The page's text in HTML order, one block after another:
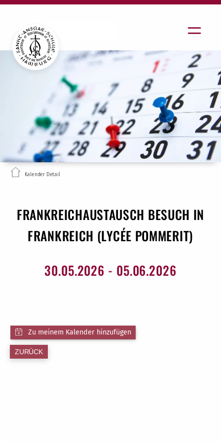
Kalender Detail
FRANKREICHAUSTAUSCH BESUCH IN
FRANKREICH (LYCÉE POMMERIT)
30.05.2026 - 05.06.2026
ZURÜCK